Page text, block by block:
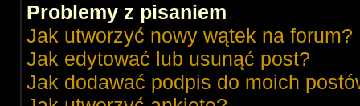
Problemy z pisaniem
Jak utworzyć nowy wątek na forum?
Jak edytować lub usunąć post?
Jak dodawać podpis do moich